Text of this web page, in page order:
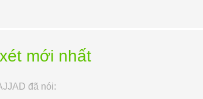
mới nhất
đã nói: